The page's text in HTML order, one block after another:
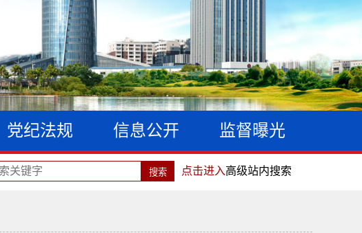
党纪法规 信息公开 监督曝光
点击进入高级站内搜索